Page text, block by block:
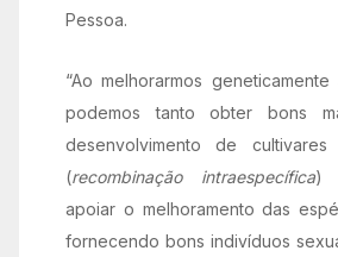
Pessoa.
“Ao melhorarmos geneticamente
podemos tanto obter bons
desenvolvimento de
(recombinação intraespecífica)
apoiar o melhoramento das
fornecendo bons indivíduos